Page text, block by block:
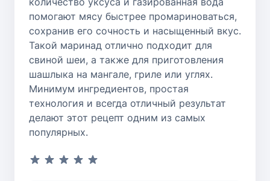
помогают мясу быстрее промариноваться,
сохранив его сочность и насыщенный вкус.
Такой маринад отлично подходит для
свиной шеи, а также для приготовления
шашлыка на мангале, гриле или углях.
Минимум ингредиентов, простая
технология и всегда отличный результат
делают этот рецепт одним из самых
популярных.